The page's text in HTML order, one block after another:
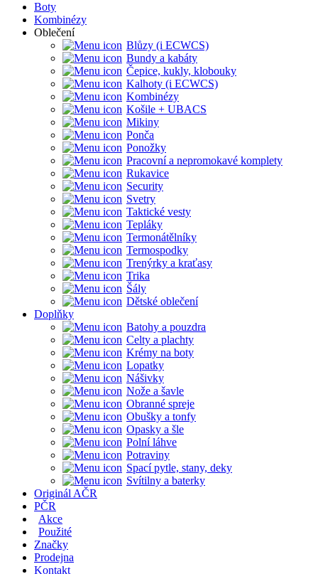
Boty
Kombinézy
Oblečení
Blůzy (i ECWCS)
Bundy a kabáty
Čepice, kukly, klobouky
Kalhoty (i ECWCS)
Kombinézy
Košile + UBACS
Mikiny
Ponča
Ponožky
Pracovní a nepromokavé komplety
Rukavice
Security
Svetry
Taktické vesty
Tepláky
Termonátělníky
Termospodky
Trenýrky a kraťasy
Trika
Šály
Dětské oblečení
Doplňky
Batohy a pouzdra
Celty a plachty
Krémy na boty
Lopatky
Nášivky
Nože a šavle
Obranné spreje
Obušky a tonfy
Opasky a šle
Polní láhve
Potraviny
Spací pytle, stany, deky
Svítilny a baterky
Originál AČR
PČR
Akce
Použité
Značky
Prodejna
Kontakt